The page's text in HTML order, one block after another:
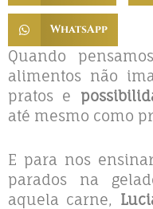
WhatsApp
Quando
alimentos não
pratos e
até mesmo como
E para nos
parados na
aquela carne,